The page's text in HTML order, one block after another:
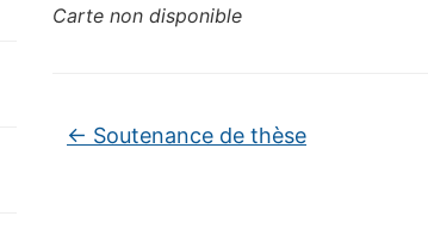
Carte non disponible
← Soutenance de thèse